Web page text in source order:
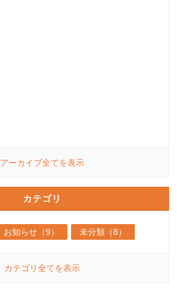
アーカイブ全てを表示
カテゴリ
お知らせ（9） 未分類（8）
カテゴリ全てを表示